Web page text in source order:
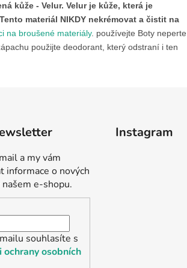
kůže - Velur. Velur je kůže, která je
materiál NIKDY nekrémovat a čistit na
na broušené materiály. používejte Boty neperte
použijte deodorant, který odstraní i ten
a my vám
informace o nových
e-shopu.
souhlasíte s
osobních
Instagram